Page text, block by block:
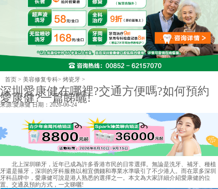
首页 > 美容修复专科> 烤瓷牙 >
深圳愛康健在哪裡?交通方便嗎?如何預約
愛康健?一篇睇曬!
来源:愛康健日期：2026-06-24
北上深圳睇牙，近年已成為許多香港市民的日常選擇。無論是洗牙、補牙、種植
牙還是箍牙，深圳的牙科服務以相宜價錢和專業水準吸引了不少港人。而在眾多深圳
牙科品牌中，愛康健可說是港人熟悉的選擇之一。本文為大家詳細介紹愛康健的位
置、交通及預約方式，一文睇曬!